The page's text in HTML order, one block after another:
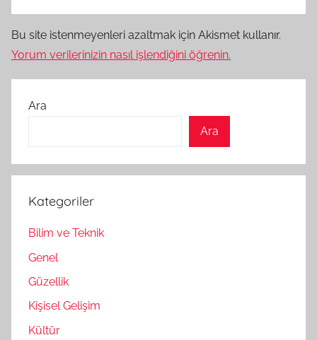
Bu site istenmeyenleri azaltmak için Akismet kullanır.
Yorum verilerinizin nasıl işlendiğini öğrenin.
Ara
Ara
Kategoriler
Bilim ve Teknik
Genel
Güzellik
Kişisel Gelişim
Kültür